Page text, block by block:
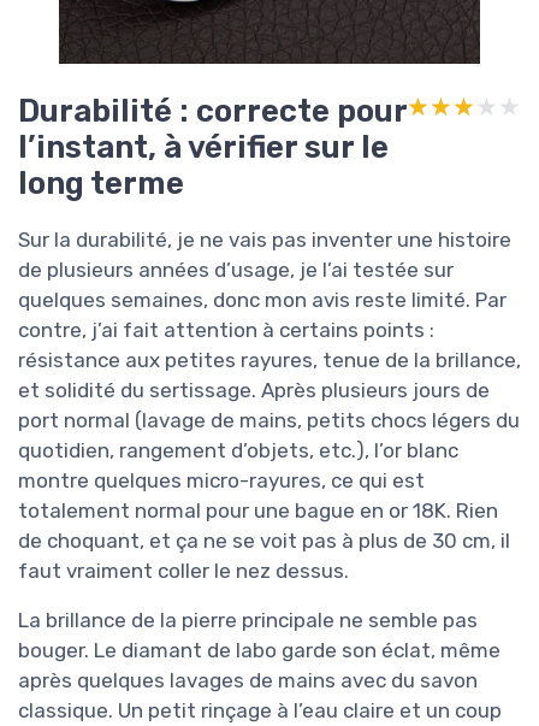
Durabilité : correcte pour
l’instant, à vérifier sur le
long terme
★★★★★
★★★★★
Sur la durabilité, je ne vais pas inventer une histoire
de plusieurs années d’usage, je l’ai testée sur
quelques semaines, donc mon avis reste limité. Par
contre, j’ai fait attention à certains points :
résistance aux petites rayures, tenue de la brillance,
et solidité du sertissage. Après plusieurs jours de
port normal (lavage de mains, petits chocs légers du
quotidien, rangement d’objets, etc.), l’or blanc
montre quelques micro-rayures, ce qui est
totalement normal pour une bague en or 18K. Rien
de choquant, et ça ne se voit pas à plus de 30 cm, il
faut vraiment coller le nez dessus.
La brillance de la pierre principale ne semble pas
bouger. Le diamant de labo garde son éclat, même
après quelques lavages de mains avec du savon
classique. Un petit rinçage à l’eau claire et un coup